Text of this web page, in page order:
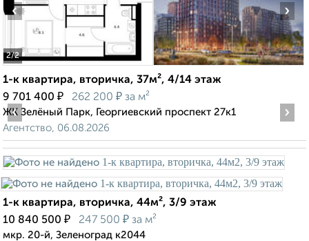
2/2
‹ ›
1-к квартира, вторичка, 37м², 4/14 этаж
9 701 400 ₽ 262 200 ₽ за м²
ЖК Зелёный Парк, Георгиевский проспект 27к1
Агентство, 06.08.2026
‹ ›
1-к квартира, вторичка, 44м², 3/9 этаж
10 840 500 ₽ 247 500 ₽ за м²
мкр. 20-й, Зеленоград к2044